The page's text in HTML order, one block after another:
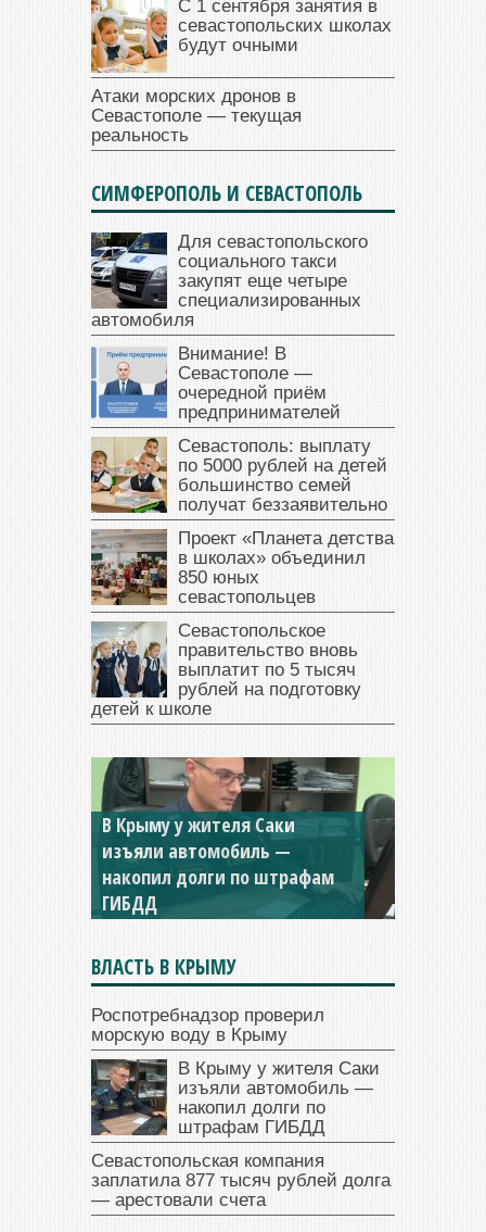
С 1 сентября занятия в
севастопольских школах
будут очными
Атаки морских дронов в
Севастополе — текущая
реальность
СИМФЕРОПОЛЬ И СЕВАСТОПОЛЬ
Для севастопольского
социального такси
закупят еще четыре
специализированных
автомобиля
Внимание! В
Севастополе —
очередной приём
предпринимателей
Севастополь: выплату
по 5000 рублей на детей
большинство семей
получат беззаявительно
Проект «Планета детства
в школах» объединил
850 юных
севастопольцев
Севастопольское
правительство вновь
выплатит по 5 тысяч
рублей на подготовку
детей к школе
В Крыму у жителя Саки
изъяли автомобиль —
накопил долги по штрафам
ГИБДД
ВЛАСТЬ В КРЫМУ
Роспотребнадзор проверил
морскую воду в Крыму
В Крыму у жителя Саки
изъяли автомобиль —
накопил долги по
штрафам ГИБДД
Севастопольская компания
заплатила 877 тысяч рублей долга
— арестовали счета